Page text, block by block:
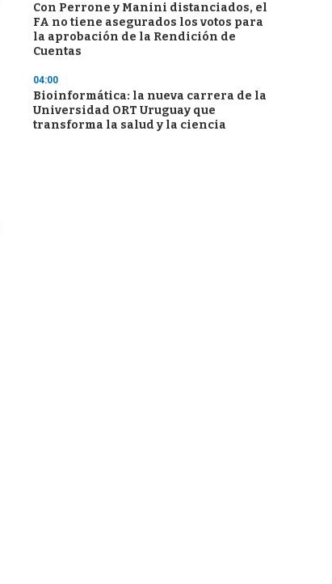
Con Perrone y Manini distanciados, el
FA no tiene asegurados los votos para
la aprobación de la Rendición de
Cuentas
04:00
Bioinformática: la nueva carrera de la
Universidad ORT Uruguay que
transforma la salud y la ciencia